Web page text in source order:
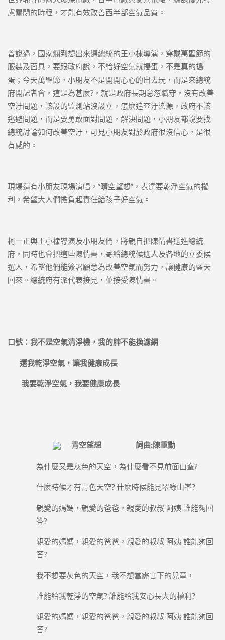
慮關閉的時程，才能有效改善西半部空氣品質。
曾說過，國家爛到想出來選總統的王小棣導演，穿戴萬聖節的
服裝及面具，要跟政府說，不給好空氣就搗蛋，不是真的搗
蛋；今天萬聖節，小朋友不是開開心心的出去玩，而是來總統
府開記者會，這是為甚麼?，就是政府長期怠忽職守，沒有改善
空汙問題，該設的監測站沒設立，怎麼追查汙染源，政府不該
逃避問題，而是要勇敢面對問題，解決問題，小朋友都說要找
總統討論如何改善空汙，可見小朋友對於政府很沒信心，是很
有感的。
現場還有小朋友現場演唱，”晴空望想”，表達要乾淨空氣的權
利，希望大人們擔負起責任給孩子好空氣。
柯一正與王小棣導演及小朋友們，將親自把陳情書送進總統
府，同時也會把這些陳情書，寄給總統候選人及各地的立委候
選人，希望他們能簽署願意為改善空氣而努力，讓健康的藍天
回來。總統府有派代表接見，並接受陳情書。
口號：我不是空氣清淨機，我的肺不能換濾網
還我乾淨空氣，讓我健康成長
我要乾淨空氣，我要健康成長
青空望想 詞曲:陳重勳
為什麼又是灰色的天空，為什麼看不見前面山峯?
什麼時候才有青色天空? 什麼時候能見翠綠山峯?
親愛的媽媽，親愛的爸爸，親愛的叔叔 阿姨 誰能夠回
答?
親愛的媽媽，親愛的爸爸，親愛的叔叔 阿姨 誰能夠回
答?
我不想要灰色的天空，我不想當霾害下的兒童，
誰能給我乾淨的空氣? 誰能給我安心長大的權利?
親愛的媽媽，親愛的爸爸，親愛的叔叔 阿姨 誰能夠回
答?